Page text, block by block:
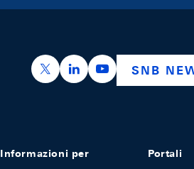
https://x.com/snb_bns
https://https://
SNB
Informazioni per Portali